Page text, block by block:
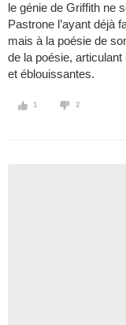
le génie de Griffith ne
Pastrone l’ayant déjà
mais à la poésie de
de la poésie,
et éblouissantes.
1 2